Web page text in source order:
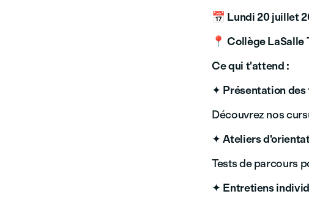
📅 Lundi 20 juillet
📍Collège LaSalle
Ce qui t'attend :
✦ Présentation
Découvrez nos
✦Ateliers
Tests de parcours
✦ Entretiens